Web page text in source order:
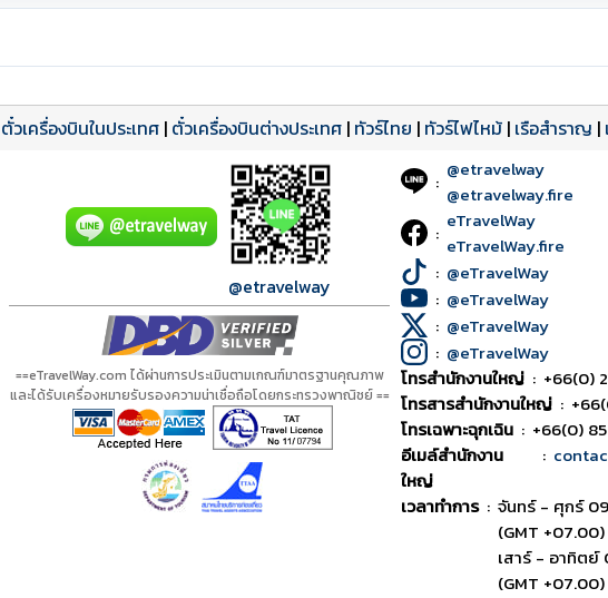
ตั๋วเครื่องบินในประเทศ | ตั๋วเครื่องบินต่างประเทศ | ทัวร์ไทย | ทัวร์ไฟไหม้ | เรือสำราญ |
@etravelway
==eTravelWay.com ได้ผ่านการประเมินตามเกณฑ์มาตรฐานคุณภาพ
และได้รับเครื่องหมายรับรองความน่าเชื่อถือโดยกระทรวงพาณิชย์ ==
: @etravelway
@etravelway.fire
: eTravelWay
eTravelWay.fire
: @eTravelWay
: @eTravelWay
: @eTravelWay
: @eTravelWay
โทรสำนักงานใหญ่ : +66(0)
โทรสารสำนักงานใหญ่ :
โทรเฉพาะฉุกเฉิน : +66(0)
อีเมล์สำนักงาน
ใหญ่
:
เวลาทำการ : จันทร์ - ศุกร์
(GMT +07.00)
เสาร์ - อาทิตย์
(GMT +07.00)